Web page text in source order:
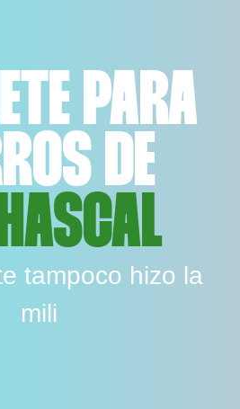
PARA
DE
tampoco hizo la
mili